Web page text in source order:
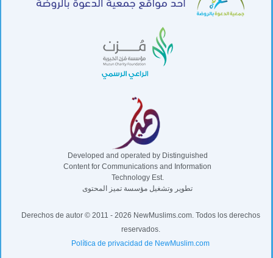
Developed and operated by Distinguished
Content for Communications and Information
Technology Est.
تطوير وتشغيل مؤسسة تميز المحتوى
Derechos de autor © 2011 - 2026 NewMuslims.com. Todos los derechos
reservados.
Política de privacidad de NewMuslim.com